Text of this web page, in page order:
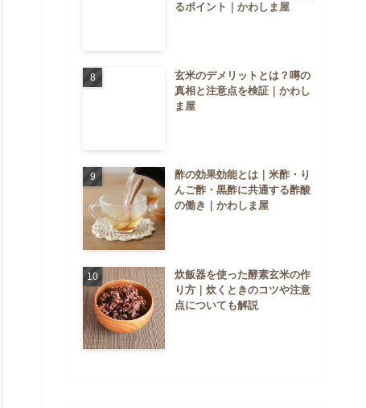
るポイント｜かわしま屋
玄米のデメリットとは？噂の
真相と注意点を検証｜かわし
ま屋
酢の効果効能とは｜米酢・り
んご酢・黒酢に共通する酢酸
の働き｜かわしま屋
炊飯器を使った酵素玄米の作
り方｜炊くときのコツや注意
点についても解説